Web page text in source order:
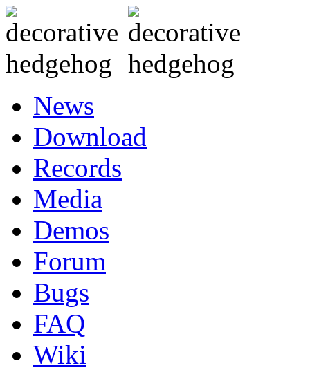
News
Download
Records
Media
Demos
Forum
Bugs
FAQ
Wiki